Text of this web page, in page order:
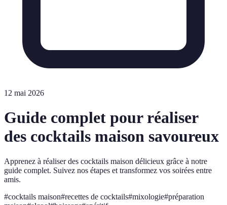
12 mai 2026
Guide complet pour réaliser
des cocktails maison savoureux
Apprenez à réaliser des cocktails maison délicieux grâce à notre
guide complet. Suivez nos étapes et transformez vos soirées entre
amis.
#cocktails maison#recettes de cocktails#mixologie#préparation